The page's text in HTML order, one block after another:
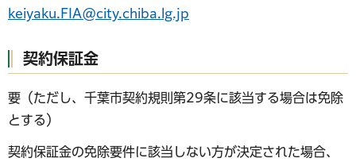
keiyaku.FIA@city.chiba.lg.jp
契約保証金
要（ただし、千葉市契約規則第29条に該当する場合は免除
とする）
契約保証金の免除要件に該当しない方が決定された場合、